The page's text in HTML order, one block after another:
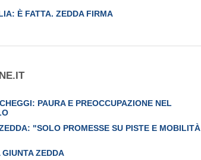
È FATTA. ZEDDA FIRMA
PAURA E PREOCCUPAZIONE NEL
"SOLO PROMESSE SU PISTE E MOBILITÀ
ZEDDA